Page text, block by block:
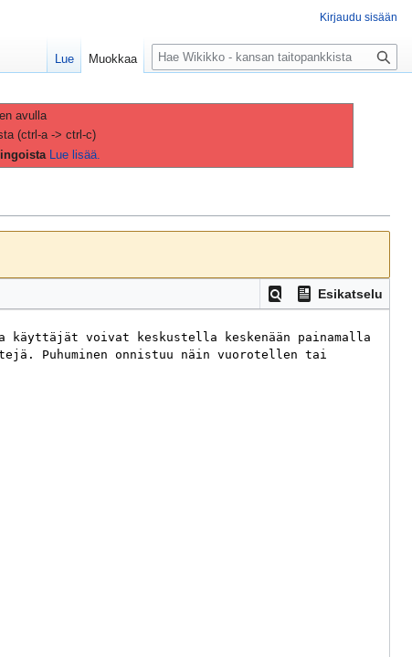
avulla
(ctrl-a -> ctrl-c)
Lue lisää.
Esikatselu
Kirjaudu sisään
Lue Muokkaa
H
a